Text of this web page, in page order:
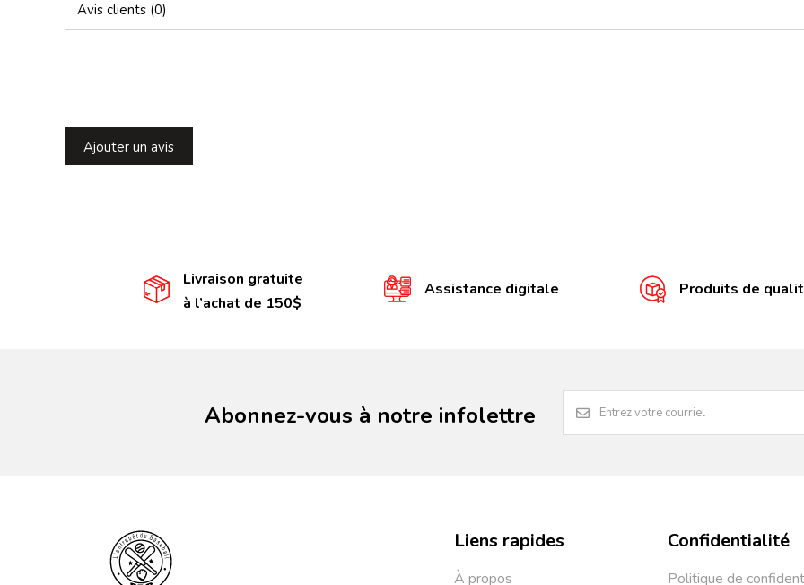
Avis clients (0)
Ajouter un avis
Livraison gratuite
à l’achat de 150$
Assistance digitale Produits de
Abonnez-vous à notre infolettre
Liens rapides
À propos
Confidentialité
Politique de